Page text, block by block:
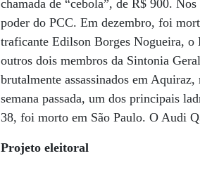
chamada de “cebola”, de R$ 900.
poder do PCC. Em dezembro, foi
traficante Edilson Borges Nogueira, o
outros dois membros da Sintonia
brutalmente assassinados em
semana passada, um dos principais
38, foi morto em São Paulo. O Audi
Projeto eleitoral